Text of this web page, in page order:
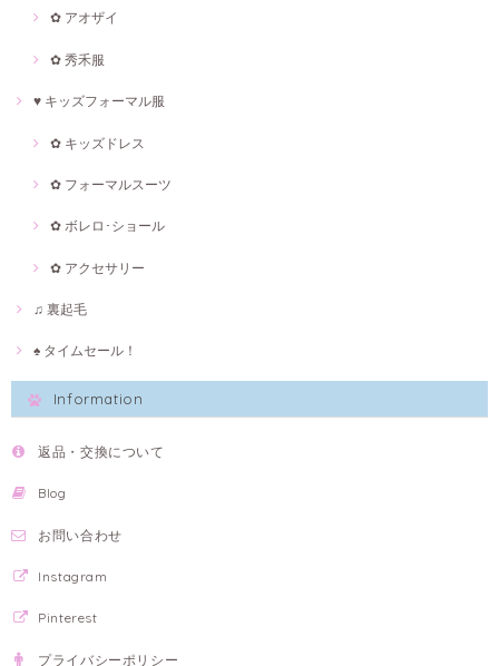
✿ アオザイ
✿ 秀禾服
♥ キッズフォーマル服
✿ キッズドレス
✿ フォーマルスーツ
✿ ボレロ･ショール
✿ アクセサリー
♫ 裏起毛
♠ タイムセール！
Information
返品・交換について
Blog
お問い合わせ
Instagram
Pinterest
プライバシーポリシー